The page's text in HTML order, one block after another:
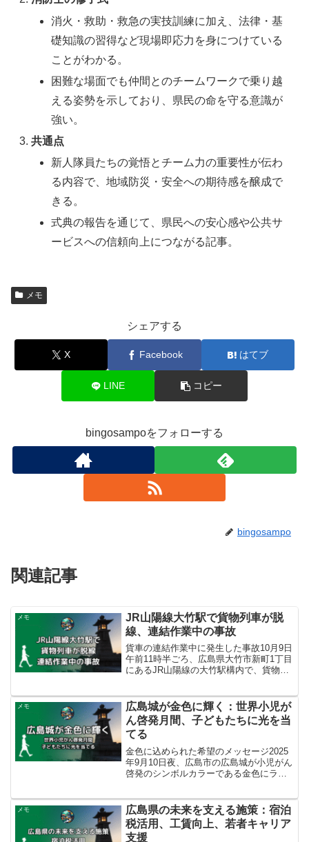
消火・救助・救急の実技訓練に加え、法律・基
礎知識の習得など現場即応力を身につけている
ことがわかる。
困難な場面でも仲間とのチームワークで乗り越
える姿勢を示しており、県民の命を守る意識が
強い。
共通点
新人隊員たちの覚悟とチーム力の重要性が伝わ
る内容で、地域防災・安全への期待感を醸成で
きる。
式典の報告を通じて、県民への安心感や公共サ
ービスへの信頼向上につながる記事。
メモ
シェアする
X Facebook はてブ
LINE コピー
bingosampoをフォローする
bingosampo
関連記事
メモ
JR山陽線大竹駅で貨物列車が脱
線、連結作業中の事故
貨車の連結作業中に発生した事故10月9日
午前11時半ごろ、広島県大竹市新町1丁目
にあるJR山陽線の大竹駅構内で、貨物列
行きの14両編成の貨物列車でした。中国
運輸局などに...
メモ
広島城が金色に輝く：世界小児が
ん啓発月間、子どもたちに光を当
てる
金色に込められた希望のメッセージ2025
年9月10日夜、広島市の広島城が小児がん
啓発のシンボルカラーである金色にライ
ー・キャンペーン）の一環として行われ
たもので、金色に...
メモ
広島県の未来を支える施策：宿泊
税活用、工賃向上、若者キャリア
支援